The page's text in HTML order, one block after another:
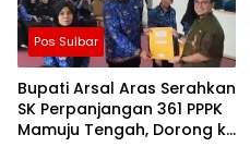
Pos Sulbar
Bupati Arsal Aras Serahkan
SK Perpanjangan 361 PPPK
Mamuju Tengah, Dorong ki